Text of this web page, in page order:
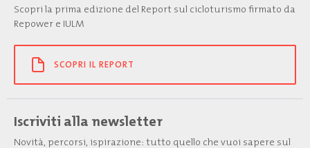
Scopri la prima edizione del Report sul cicloturismo firmato da
Repower e IULM
SCOPRI IL REPORT
Iscriviti alla newsletter
Novità, percorsi, ispirazione: tutto quello che vuoi sapere sul